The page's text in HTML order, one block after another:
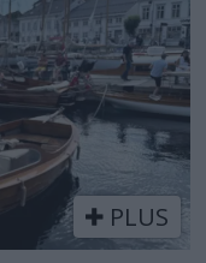
PLUS